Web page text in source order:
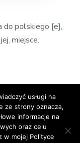
do polskiego [e],
miejsce.
. All Rights
usługi na
ze strony oznacza,
informacje na
oraz celu
w mojej Polityce